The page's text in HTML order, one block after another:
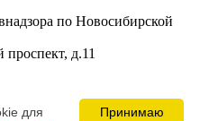
по Новосибирской
д.11
Принимаю
для